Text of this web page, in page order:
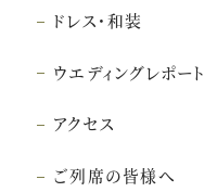
ドレス・和装
ウエディングレポート
アクセス
ご列席の皆様へ